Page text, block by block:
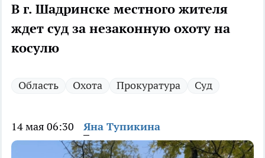
В г. Шадринске местного жителя
ждет суд за незаконную охоту на
косулю
Область Охота Прокуратура Суд
14 мая 06:30 Яна Тупикина